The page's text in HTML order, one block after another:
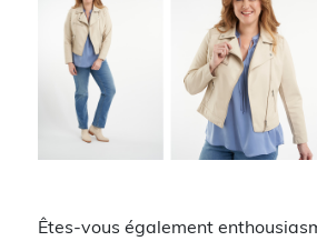
Êtes-vous également